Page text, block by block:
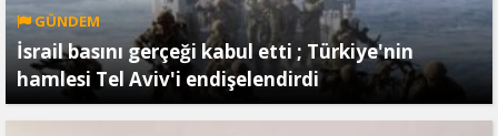
GÜNDEM
İsrail basını gerçeği kabul etti ; Türkiye'nin
hamlesi Tel Aviv'i endişelendirdi